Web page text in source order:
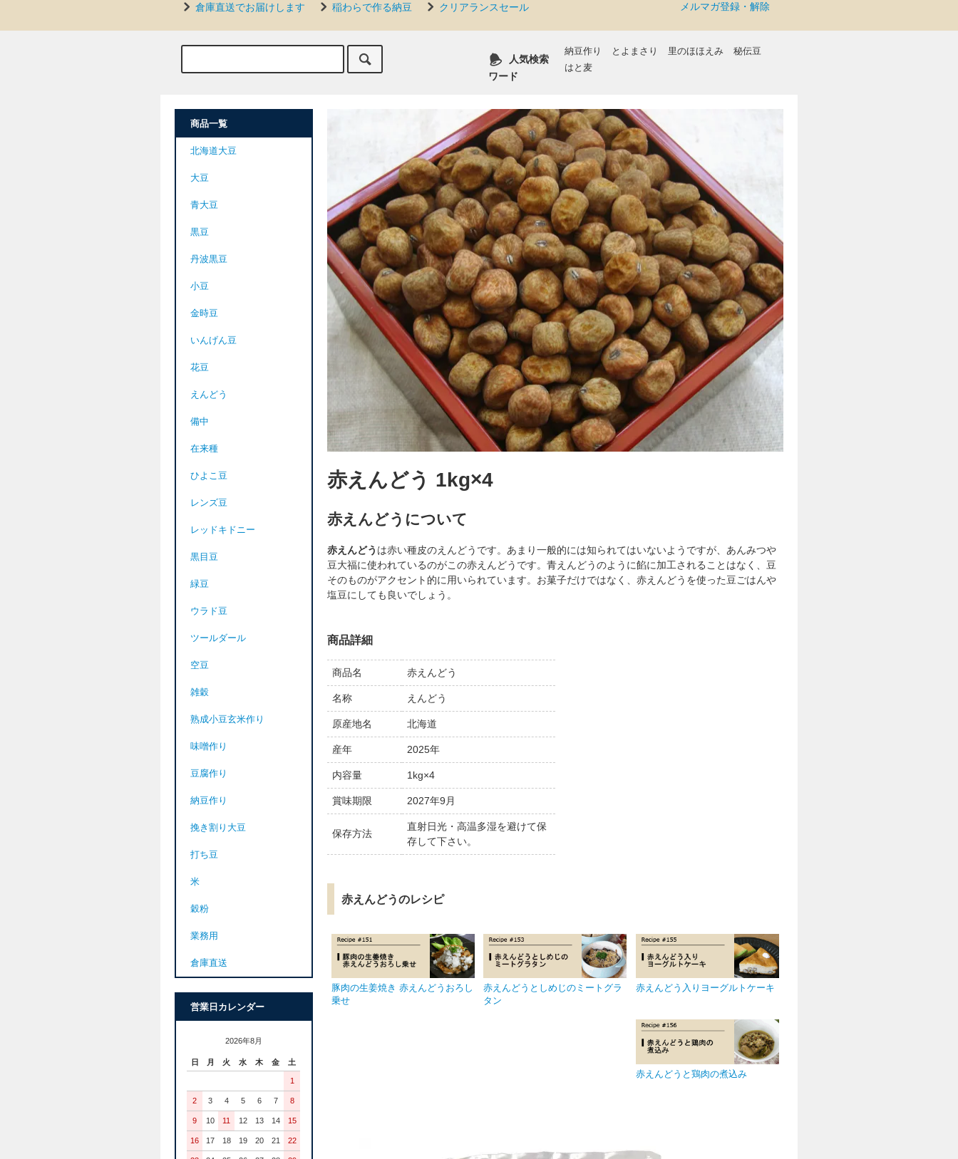
倉庫直送でお届けします 稲わらで作る納豆 クリアランスセール メルマガ登録・解除
人気検索
ワード
納豆作り とよまさり 里のほほえみ
秘伝豆
はと麦
赤えんどう 1kg×4
赤えんどうについて
赤えんどう は赤い種皮のえんどうです。あまり一般的には知られてはいないようですが、あんみつや
豆大福に使われているのがこの赤えんどうです。青えんどうのように餡に加工されることはなく、豆
そのものがアクセント的に用いられています。お菓子だけではなく、赤えんどうを使った豆ごはんや
塩豆にしても良いでしょう。
商品詳細
商品名 赤えんどう
名称 えんどう
原産地名 北海道
産年 2025年
内容量 1kg×4
賞味期限 2027年9月
保存方法
直射日光・高温多湿を避けて保
存して下さい。
赤えんどうのレシピ
豚肉の生姜焼き 赤えんどうおろし
乗せ
赤えんどうとしめじのミートグラ
タン
赤えんどう入りヨーグルトケーキ
赤えんどうと鶏肉の煮込み
商品一覧
北海道大豆
大豆
青大豆
黒豆
丹波黒豆
小豆
金時豆
いんげん豆
花豆
えんどう
備中
在来種
ひよこ豆
レンズ豆
レッドキドニー
黒目豆
緑豆
ウラド豆
ツールダール
空豆
雑穀
熟成小豆玄米作り
味噌作り
豆腐作り
納豆作り
挽き割り大豆
打ち豆
米
穀粉
業務用
倉庫直送
営業日カレンダー
2026年8月
日 月 火 水 木 金 土
1
2 3 4 5 6 7 8
9 10 11 12 13 14 15
16 17 18 19 20 21 22